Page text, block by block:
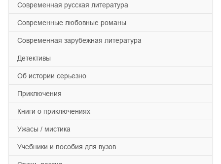
современная русская литература
современные любовные романы
современная зарубежная литература
детективы
об истории серьезно
приключения
книги о приключениях
ужасы / мистика
учебники и пособия для вузов